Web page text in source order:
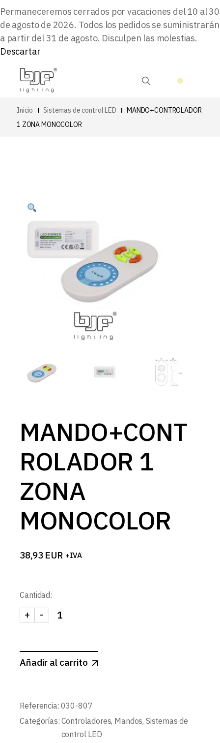
Permaneceremos cerrados por vacaciones del 10 al 30
de agosto de 2026. Todos los pedidos se suministrarán
a partir del 31 de agosto. Disculpen las molestias.
Descartar
Inicio Sistemas de control LED
MANDO+CONTROLADOR
1 ZONA MONOCOLOR
MANDO+CONT
ROLADOR 1
ZONA
MONOCOLOR
38,93 EUR +IVA
Cantidad:
MANDO+CONTROLADOR 1 ZONA MONOCOLOR
-
+
Añadir al carrito
Referencia: 030-807
Categorías: Controladores, Mandos, Sistemas de
control LED